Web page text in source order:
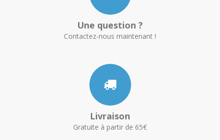
Une question ?
Contactez-nous maintenant !
Livraison
Gratuite à partir de 65€